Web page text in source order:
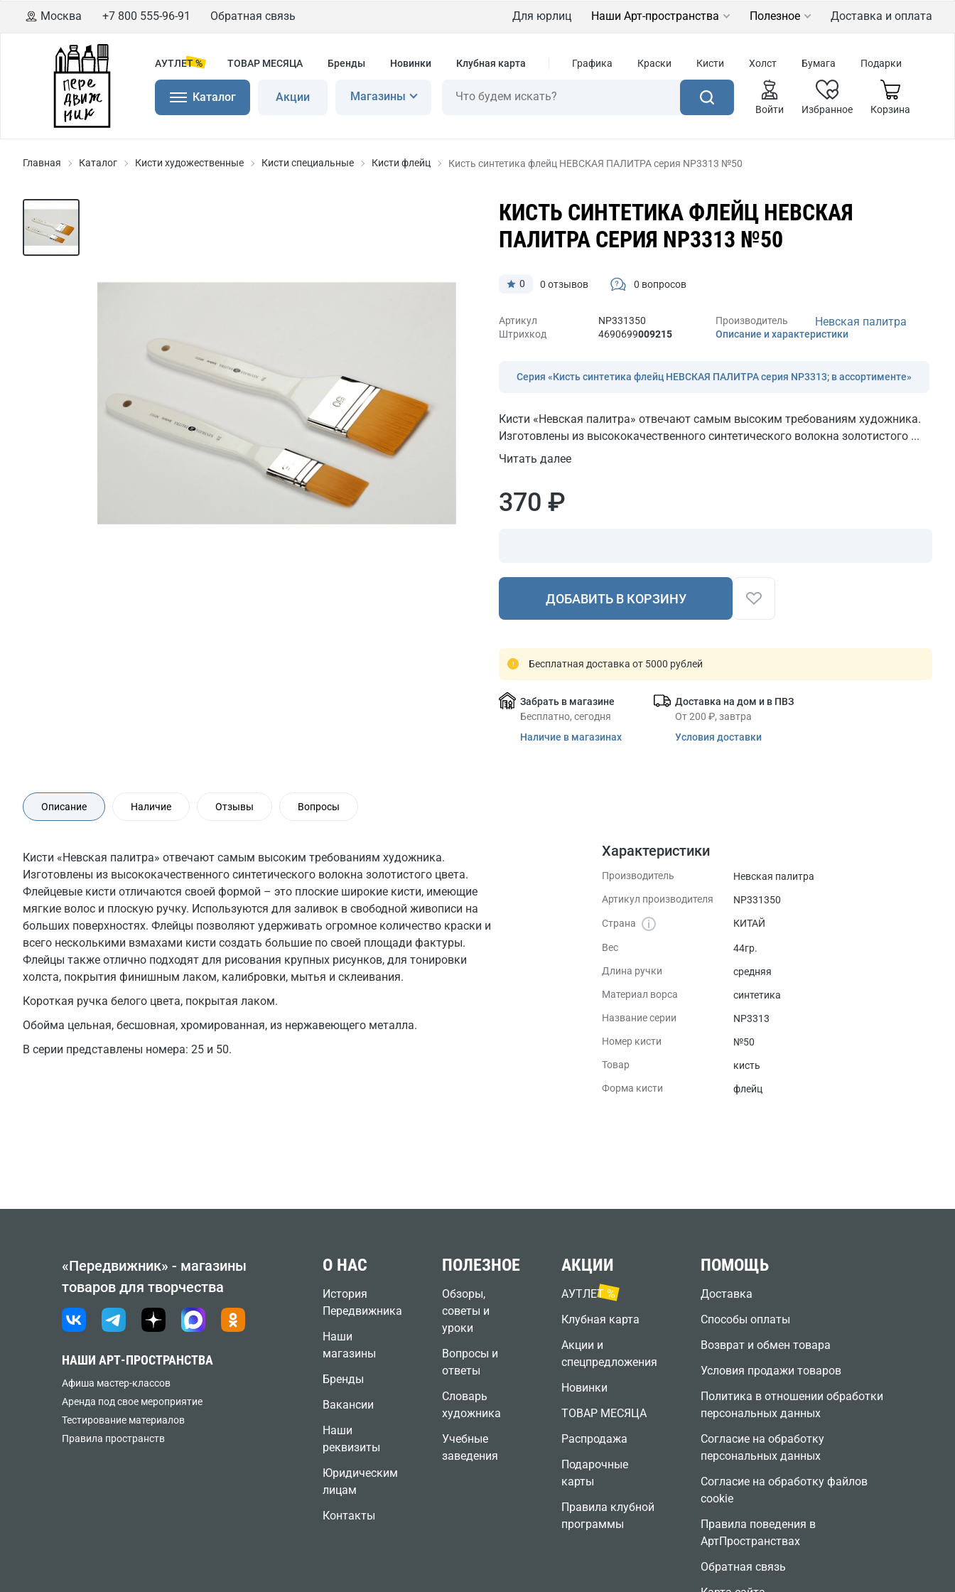
Москва +7 800 555-96-91 Обратная связь Для юрлиц Наши Арт-пространства Полезное Доставка и оплата
АУТЛЕТ % ТОВАР МЕСЯЦА Бренды Новинки Клубная карта Графика Краски Кисти Холст Бумага Подарки
Каталог Акции Магазины
Войти Избранное Корзина
Главная Каталог Кисти художественные Кисти специальные Кисти флейц Кисть синтетика флейц НЕВСКАЯ ПАЛИТРА серия NP3313 №50
КИСТЬ СИНТЕТИКА ФЛЕЙЦ НЕВСКАЯ
ПАЛИТРА СЕРИЯ NP3313 №50
0 0 отзывов 0 вопросов
Артикул NP331350 Производитель Невская палитра
Штрихкод 4690699009215 Описание и характеристики
Серия «Кисть синтетика флейц НЕВСКАЯ ПАЛИТРА серия NP3313; в ассортименте»
Кисти «Невская палитра» отвечают самым высоким требованиям художника.
Изготовлены из высококачественного синтетического волокна золотистого ...
Читать далее
370 ₽
ДОБАВИТЬ В КОРЗИНУ
Бесплатная доставка от 5000 рублей
Забрать в магазине
Бесплатно, сегодня
Наличие в магазинах
Доставка на дом и в ПВЗ
От 200 ₽, завтра
Условия доставки
Описание Наличие Отзывы Вопросы
Кисти «Невская палитра» отвечают самым высоким требованиям художника.
Изготовлены из высококачественного синтетического волокна золотистого цвета.
Флейцевые кисти отличаются своей формой – это плоские широкие кисти, имеющие
мягкие волос и плоскую ручку. Используются для заливок в свободной живописи на
больших поверхностях. Флейцы позволяют удерживать огромное количество краски и
всего несколькими взмахами кисти создать большие по своей площади фактуры.
Флейцы также отлично подходят для рисования крупных рисунков, для тонировки
холста, покрытия финишным лаком, калибровки, мытья и склеивания.
Короткая ручка белого цвета, покрытая лаком.
Обойма цельная, бесшовная, хромированная, из нержавеющего металла.
В серии представлены номера: 25 и 50.
Характеристики
Производитель
Невская палитра
Артикул производителя
NP331350
Страна КИТАЙ
Вес
44гр.
Длина ручки
средняя
Материал ворса
синтетика
Название серии
NP3313
Номер кисти
№50
Товар
кисть
Форма кисти
флейц
«Передвижник» - магазины
товаров для творчества
НАШИ АРТ-ПРОСТРАНСТВА
Афиша мастер-классов
Аренда под свое мероприятие
Тестирование материалов
Правила пространств
О НАС
История
Передвижника
Наши
магазины
Бренды
Вакансии
Наши
реквизиты
Юридическим
лицам
Контакты
ПОЛЕЗНОЕ
Обзоры,
советы и
уроки
Вопросы и
ответы
Словарь
художника
Учебные
заведения
АКЦИИ
АУТЛЕТ %
Клубная карта
Акции и
спецпредложения
Новинки
ТОВАР МЕСЯЦА
Распродажа
Подарочные
карты
Правила клубной
программы
ПОМОЩЬ
Доставка
Способы оплаты
Возврат и обмен товара
Условия продажи товаров
Политика в отношении обработки
персональных данных
Согласие на обработку
персональных данных
Согласие на обработку файлов
cookie
Правила поведения в
АртПространствах
Обратная связь